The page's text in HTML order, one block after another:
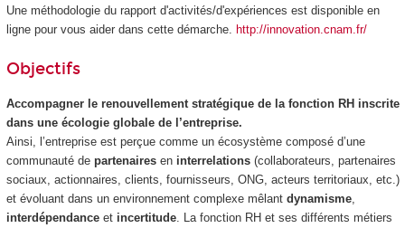
Une méthodologie du rapport d'activités/d'expériences est disponible en
ligne pour vous aider dans cette démarche. http://innovation.cnam.fr/
Objectifs
Accompagner le renouvellement stratégique de la fonction RH inscrite
dans une écologie globale de l’entreprise.
Ainsi, l’entreprise est perçue comme un écosystème composé d’une
communauté de partenaires en interrelations (collaborateurs, partenaires
sociaux, actionnaires, clients, fournisseurs, ONG, acteurs territoriaux, etc.)
et évoluant dans un environnement complexe mêlant dynamisme,
interdépendance et incertitude. La fonction RH et ses différents métiers